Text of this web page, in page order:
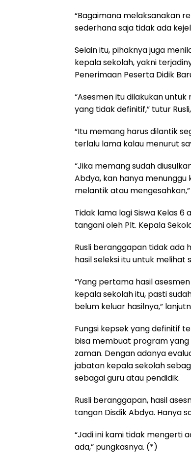
“Bagaimana melaksanakan
sederhana saja tidak ada
Selain itu, pihaknya juga
kepala sekolah, yakni
Penerimaan Peserta Didik
“Asesmen itu dilakukan
yang tidak definitif,” tutur
“Itu memang harus dilantik
terlalu lama kalau menurut
“Jika memang sudah
Abdya, kan hanya menunggu
melantik atau
Tidak lama lagi Siswa Kelas
tangani oleh Plt. Kepala
Rusli beranggapan tidak ada
hasil seleksi itu untuk melihat
“Yang pertama hasil
kepala sekolah itu, pasti
belum keluar hasilnya,”
Fungsi kepsek yang definitif
bisa membuat program
zaman. Dengan adanya
jabatan kepala sekolah
sebagai guru atau pendidik.
Rusli beranggapan, hasil
tangan Disdik Abdya. Hanya
“Jadi ini kami tidak mengerti
ada,” pungkasnya. (*)